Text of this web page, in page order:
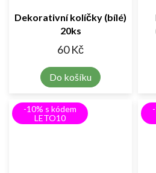
Dekorativní kolíčky (bílé)
20ks
60 Kč
Do košíku
-10% s kódem
LETO10